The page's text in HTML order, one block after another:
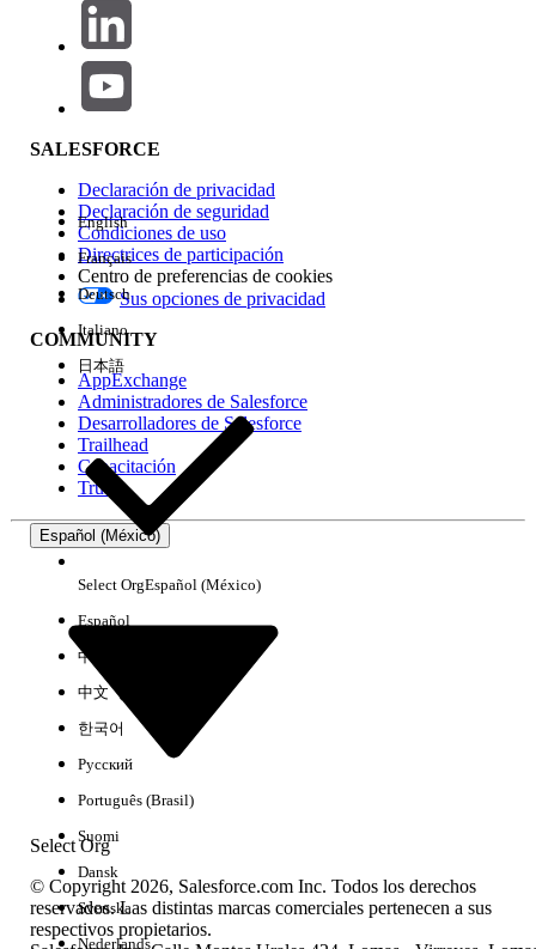
Repercusión de función
Edición
Experiencia
No hay resultados
SALESFORCE
Declaración de privacidad
Declaración de seguridad
Condiciones de uso
Directrices de participación
Centro de preferencias de cookies
Sus opciones de privacidad
COMMUNITY
AppExchange
Administradores de Salesforce
Desarrolladores de Salesforce
Trailhead
Capacitación
Trust
Español (México)
Select Org
English
Français
Deutsch
Italiano
日本語
Select OrgEspañol (México)
Español
中文（简体）
中文（繁體）
한국어
Русский
Português (Brasil)
Suomi
Dansk
Svenska
Nederlands
© Copyright 2026, Salesforce.com Inc. Todos los derechos
reservados. Las distintas marcas comerciales pertenecen a sus
respectivos propietarios.